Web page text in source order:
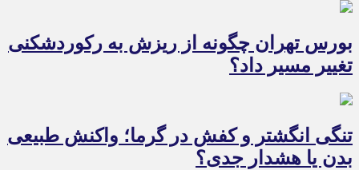
بورس تهران چگونه از ریزش به رکوردشکنی
تغییر مسیر داد؟
تنگی انگشتر و کفش در گرما؛ واکنش طبیعی
بدن یا هشدار جدی؟